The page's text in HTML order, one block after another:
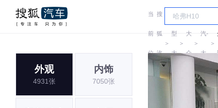
当
前
位
置:
搜
狐
汽
车
＞
车
型
大
全
＞
大
众
＞
汽-
大
众
＞
外观
4931张
内饰
7050张